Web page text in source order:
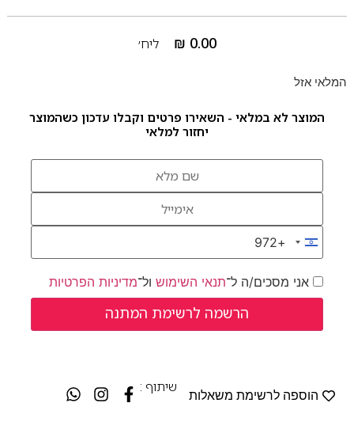
₪ 0.00 ליח׳
המלאי אזל
המוצר לא במלאי - השאירו פרטים וקבלו עדכון כשהמוצר
יחזור למלאי
Israel +972
+972
אני מסכים/ה ל־תנאי השימושול־מדיניות הפרטיות
הוספה לרשימת משאלות
שיתוף :